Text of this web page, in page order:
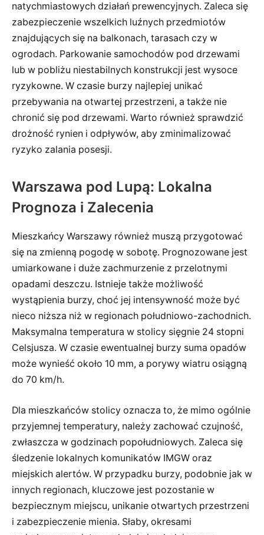
natychmiastowych działań prewencyjnych. Zaleca się
zabezpieczenie wszelkich luźnych przedmiotów
znajdujących się na balkonach, tarasach czy w
ogrodach. Parkowanie samochodów pod drzewami
lub w pobliżu niestabilnych konstrukcji jest wysoce
ryzykowne. W czasie burzy najlepiej unikać
przebywania na otwartej przestrzeni, a także nie
chronić się pod drzewami. Warto również sprawdzić
drożność rynien i odpływów, aby zminimalizować
ryzyko zalania posesji.
Warszawa pod Lupą: Lokalna
Prognoza i Zalecenia
Mieszkańcy Warszawy również muszą przygotować
się na zmienną pogodę w sobotę. Prognozowane jest
umiarkowane i duże zachmurzenie z przelotnymi
opadami deszczu. Istnieje także możliwość
wystąpienia burzy, choć jej intensywność może być
nieco niższa niż w regionach południowo-zachodnich.
Maksymalna temperatura w stolicy sięgnie 24 stopni
Celsjusza. W czasie ewentualnej burzy suma opadów
może wynieść około 10 mm, a porywy wiatru osiągną
do 70 km/h.
Dla mieszkańców stolicy oznacza to, że mimo ogólnie
przyjemnej temperatury, należy zachować czujność,
zwłaszcza w godzinach popołudniowych. Zaleca się
śledzenie lokalnych komunikatów IMGW oraz
miejskich alertów. W przypadku burzy, podobnie jak w
innych regionach, kluczowe jest pozostanie w
bezpiecznym miejscu, unikanie otwartych przestrzeni
i zabezpieczenie mienia. Słaby, okresami